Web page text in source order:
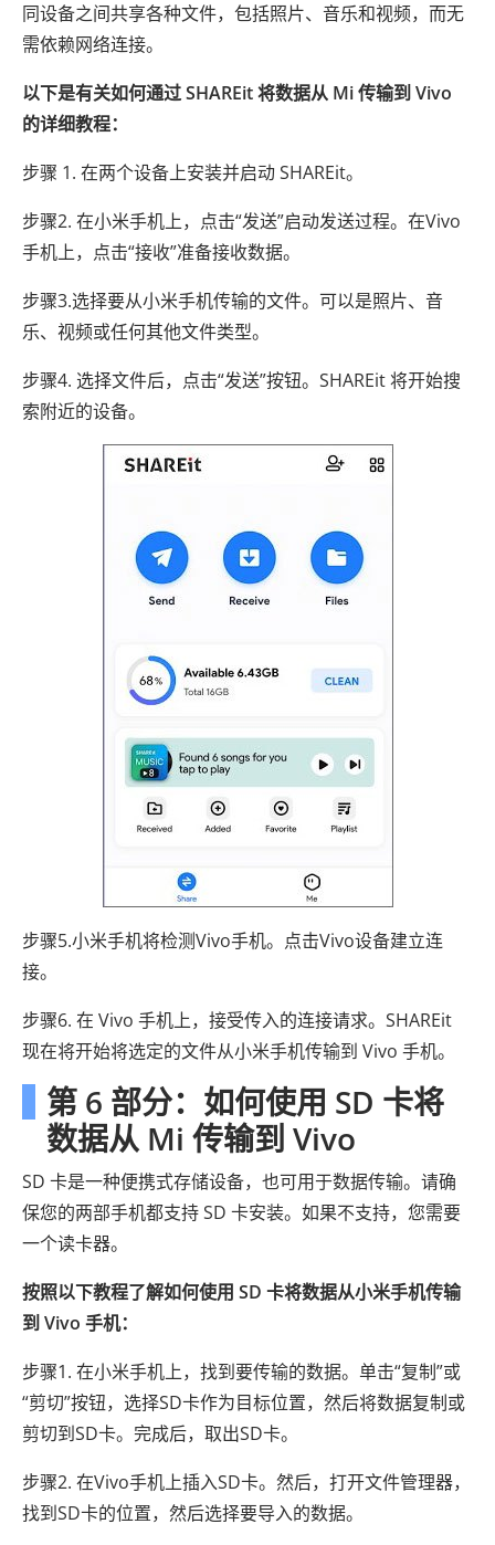
同设备之间共享各种文件，包括照片、音乐和视频，而无
需依赖网络连接。
以下是有关如何通过 SHAREit 将数据从 Mi 传输到 Vivo
的详细教程：
步骤 1. 在两个设备上安装并启动 SHAREit。
步骤2. 在小米手机上，点击“发送”启动发送过程。在Vivo
手机上，点击“接收”准备接收数据。
步骤3.选择要从小米手机传输的文件。可以是照片、音
乐、视频或任何其他文件类型。
步骤4. 选择文件后，点击“发送”按钮。SHAREit 将开始搜
索附近的设备。
步骤5.小米手机将检测Vivo手机。点击Vivo设备建立连
接。
步骤6. 在 Vivo 手机上，接受传入的连接请求。SHAREit
现在将开始将选定的文件从小米手机传输到 Vivo 手机。
第 6 部分：如何使用 SD 卡将
数据从 Mi 传输到 Vivo
SD 卡是一种便携式存储设备，也可用于数据传输。请确
保您的两部手机都支持 SD 卡安装。如果不支持，您需要
一个读卡器。
按照以下教程了解如何使用 SD 卡将数据从小米手机传输
到 Vivo 手机：
步骤1. 在小米手机上，找到要传输的数据。单击“复制”或
“剪切”按钮，选择SD卡作为目标位置，然后将数据复制或
剪切到SD卡。完成后，取出SD卡。
步骤2. 在Vivo手机上插入SD卡。然后，打开文件管理器，
找到SD卡的位置，然后选择要导入的数据。